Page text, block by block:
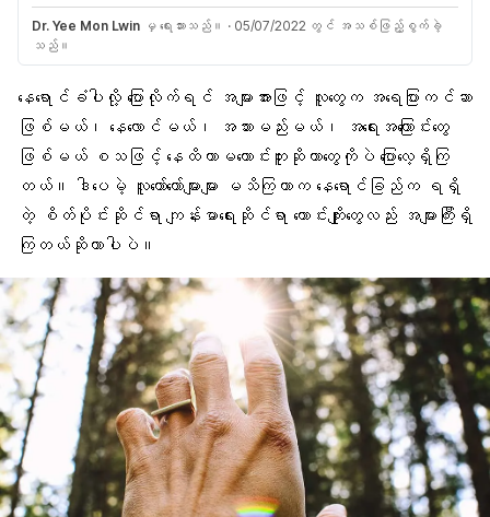
Dr. Yee Mon Lwin မှ ရေးသားသည်။ · 05/07/2022 တွင် အသစ်ဖြည့်စွက်ခဲ့
သည်။
နေရောင်ခံပါလို့ ပြောလိုက်ရင် အများအားဖြင့် လူတွေက အရေပြားကင်ဆာ
ဖြစ်မယ်၊ နေလောင်မယ်၊ အသားမည်းမယ်၊
အရေးအကြောင်းတွေ
ဖြစ်မယ် စသဖြင့် နေထိတာမကောင်းဘူးဆိုတာတွေကိုပဲ ပြောလေ့ရှိကြ
တယ်။ ဒါပေမဲ့ လူတော်တော်များများ မသိကြတာက နေရောင်ခြည်က ရရှိ
တဲ့ စိတ်ပိုင်းဆိုင်ရာ ကျန်းမာရေးဆိုင်ရာ ကောင်းကျိုးတွေလည်း အများကြီးရှိ
ကြတယ်ဆိုတာပါပဲ။